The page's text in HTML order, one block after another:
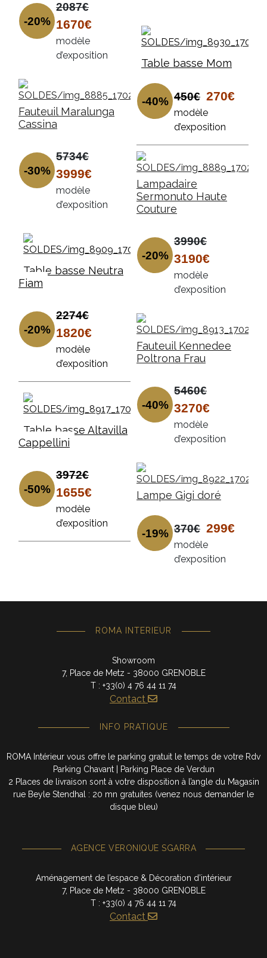
-20%
2087€
1670€
modèle
d’exposition
Table basse Mom
-40% 450€ 270€
modèle
d’exposition
Fauteuil Maralunga
Cassina
-30%
5734€
3999€
modèle
d’exposition
Lampadaire
Sermonuto Haute
Couture
-20%
3990€
3190€
modèle
d’exposition
Table basse Neutra
Fiam
-20%
2274€
1820€
modèle
d’exposition
Fauteuil Kennedee
Poltrona Frau
-40%
5460€
3270€
modèle
d’exposition
Table basse Altavilla
Cappellini
-50%
3972€
1655€
modèle
d’exposition
Lampe Gigi doré
-19% 370€ 299€
modèle
d’exposition
ROMA INTERIEUR
Showroom
7, Place de Metz - 38000 GRENOBLE
T : +33(0) 4 76 44 11 74
Contact
INFO PRATIQUE
ROMA Intérieur vous offre le parking gratuit le temps de votre Rdv
Parking Chavant | Parking Place de Verdun
2 Places de livraison sont à votre disposition à l’angle du Magasin
rue Beyle Stendhal : 20 mn gratuites (venez nous demander le
disque bleu)
AGENCE VERONIQUE SGARRA
Aménagement de l’espace & Décoration d’intérieur
7, Place de Metz - 38000 GRENOBLE
T : +33(0) 4 76 44 11 74
Contact